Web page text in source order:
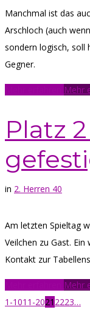
Manchmal ist das
Arschloch (auch
sondern logisch, soll
Gegner.
Mehr
Platz
in 2. Herren 40
Am letzten Spieltag
Veilchen zu Gast.
Kontakt zur
Mehr
1-1011-2021 2223…